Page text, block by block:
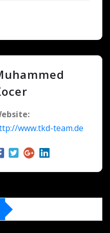
www.tkd-team.de